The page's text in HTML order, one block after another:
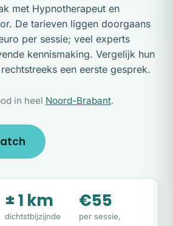
met Hypnotherapeut en
De tarieven liggen doorgaans
per sessie; veel experts
kennismaking. Vergelijk hun
een eerste gesprek.
in heel Noord-Brabant.
± 1 km
dichtstbijzijnde
€55
per sessie,